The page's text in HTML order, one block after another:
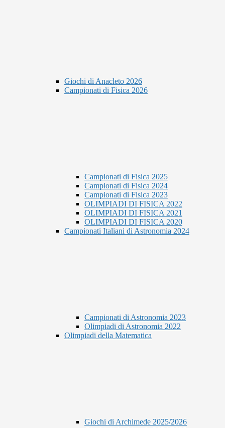
Giochi di Anacleto 2026
Campionati di Fisica 2026
Campionati di Fisica 2025
Campionati di Fisica 2024
Campionati di Fisica 2023
OLIMPIADI DI FISICA 2022
OLIMPIADI DI FISICA 2021
OLIMPIADI DI FISICA 2020
Campionati Italiani di Astronomia 2024
Campionati di Astronomia 2023
Olimpiadi di Astronomia 2022
Olimpiadi della Matematica
Giochi di Archimede 2025/2026